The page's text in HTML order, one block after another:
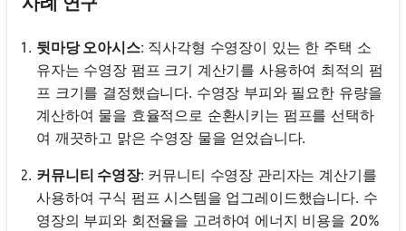
뒷마당 오아시스: 직사각형 수영장이 있는 한 주택 소
유자는 수영장 펌프 크기 계산기를 사용하여 최적의 펌
프 크기를 결정했습니다. 수영장 부피와 필요한 유량을
계산하여 물을 효율적으로 순환시키는 펌프를 선택하
여 깨끗하고 맑은 수영장 물을 얻었습니다.
커뮤니티 수영장: 커뮤니티 수영장 관리자는 계산기를
사용하여 구식 펌프 시스템을 업그레이드했습니다. 수
영장의 부피와 회전율을 고려하여 에너지 비용을 20%